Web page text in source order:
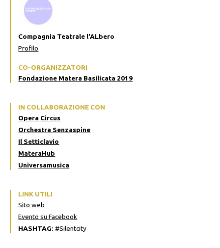
Compagnia Teatrale l'ALbero
Profilo
CO-ORGANIZZATORI
Fondazione Matera Basilicata 2019
IN COLLABORAZIONE CON
Opera Circus
Orchestra Senzaspine
Il Setticlavio
MateraHub
Universamusica
LINK UTILI
Sito web
Evento su Facebook
HASHTAG: #Silentcity